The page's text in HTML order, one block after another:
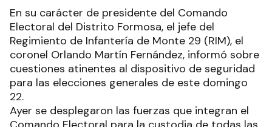
En su carácter de presidente del Comando
Electoral del Distrito Formosa, el jefe del
Regimiento de Infantería de Monte 29 (RIM), el
coronel Orlando Martín Fernández, informó sobre
cuestiones atinentes al dispositivo de seguridad
para las elecciones generales de este domingo
22.
Ayer se desplegaron las fuerzas que integran el